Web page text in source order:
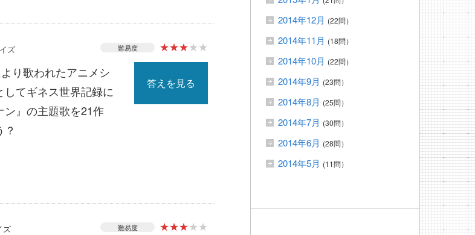
ズ 難易度 ★★★★★
り歌われたアニメシ
てギネス世界記録に
』の主題歌を21作
答えを見る
ズ 難易度 ★★★★★
2014年12月 (22問）
2014年11月 (18問）
2014年10月 (22問）
2014年9月 (23問）
2014年8月 (25問）
2014年7月 (30問）
2014年6月 (28問）
2014年5月 (11問）